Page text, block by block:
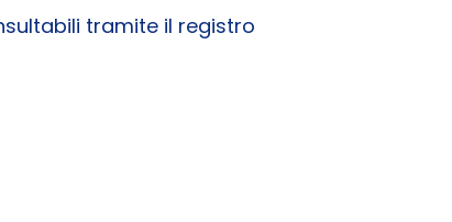
tramite il registro